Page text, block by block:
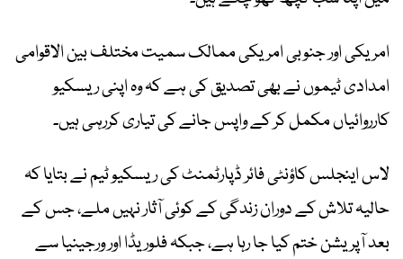
امریکی اور جنوبی امریکی ممالک سمیت مختلف بین الاقوامی
امدادی ٹیموں نے بھی تصدیق کی ہے کہ وہ اپنی ریسکیو
کارروائیاں مکمل کر کے واپس جانے کی تیاری کررہی ہیں۔
لاس اینجلس کاؤنٹی فائر ڈپارٹمنٹ کی ریسکیو ٹیم نے بتایا کہ
حالیہ تلاش کے دوران زندگی کے کوئی آثار نہیں ملے، جس کے
بعد آپریشن ختم کیا جا رہا ہے، جبکہ فلوریڈا اور ورجینیا سے